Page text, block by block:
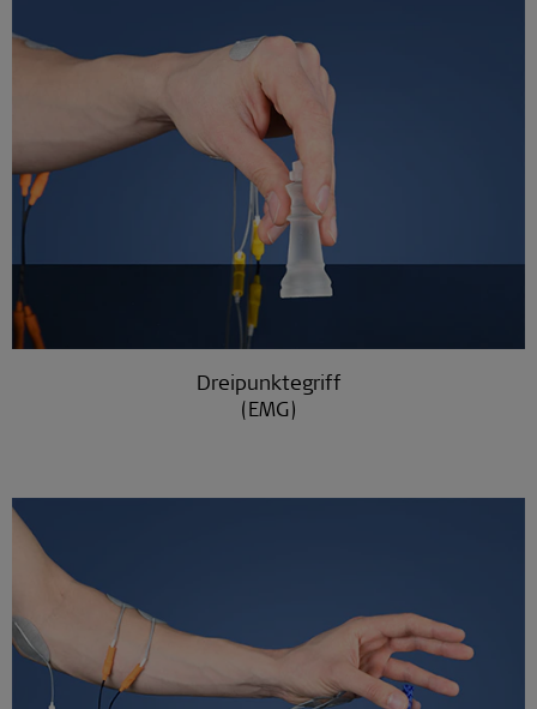
Dreipunktegriff
(EMG)